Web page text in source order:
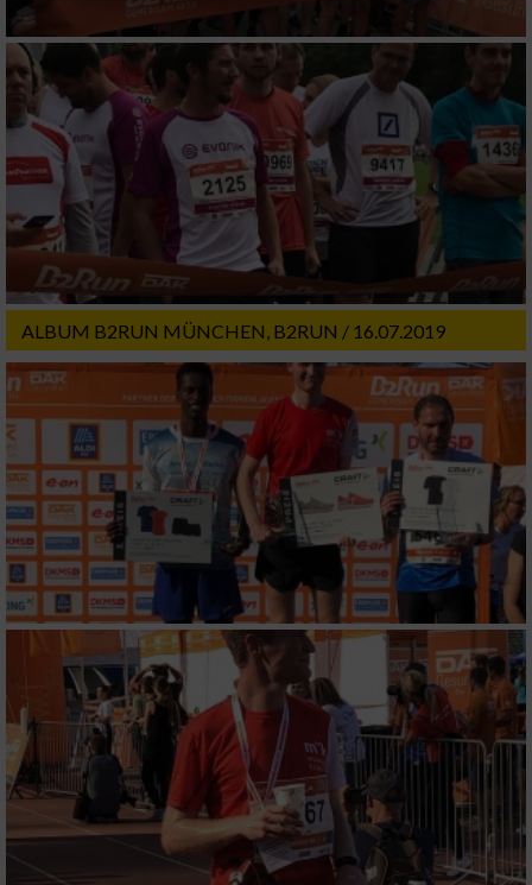
ALBUM B2RUN MÜNCHEN, B2RUN / 16.07.2019